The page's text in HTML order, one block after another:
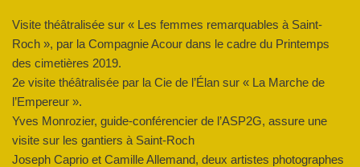
Visite théâtralisée sur « Les femmes remarquables à Saint-
Roch », par la Compagnie Acour dans le cadre du Printemps
des cimetières 2019.
2e visite théâtralisée par la Cie de l’Élan sur « La Marche de
l’Empereur ».
Yves Monrozier, guide-conférencier de l’ASP2G, assure une
visite sur les gantiers à Saint-Roch
Joseph Caprio et Camille Allemand, deux artistes photographes